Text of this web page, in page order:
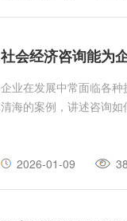
社会经济咨询能为
企业在发展中常面临各
清海的案例，讲述咨询如
2026-01-09